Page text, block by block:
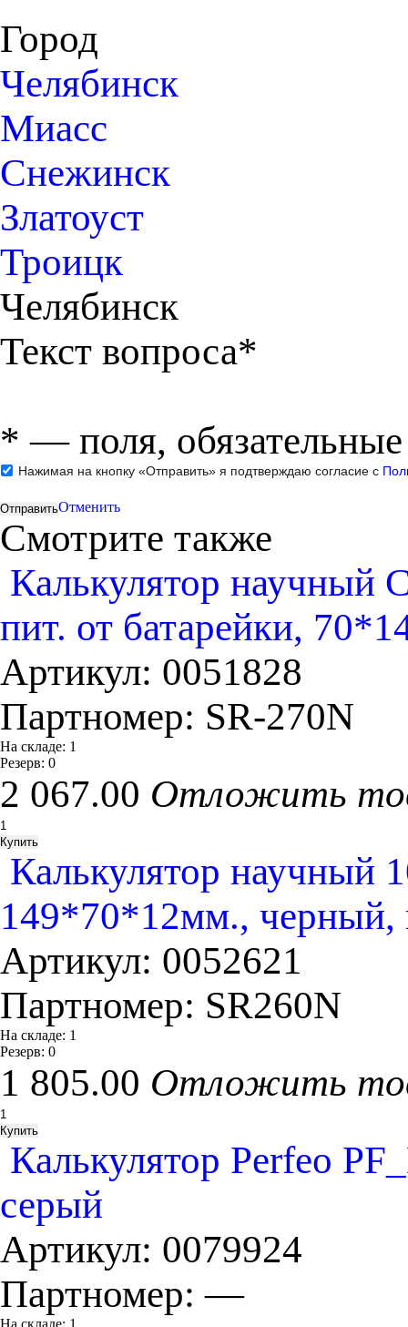
Город
Челябинск
Миасс
Снежинск
Златоуст
Троицк
Челябинск
Текст вопроса*
* — поля,
Нажимая на кнопку «Отправить» я подтверждаю согласие с
Отменить
Смотрите также
Калькулятор научный
пит. от батарейки,
Артикул: 0051828
Партномер: SR-270N
На складе: 1
Резерв: 0
2 067.00 Отложить
Калькулятор научный
149*70*12мм., черный,
Артикул: 0052621
Партномер: SR260N
На складе: 1
Резерв: 0
1 805.00 Отложить
Калькулятор Perfeo
серый
Артикул: 0079924
Партномер:—
На складе: 1